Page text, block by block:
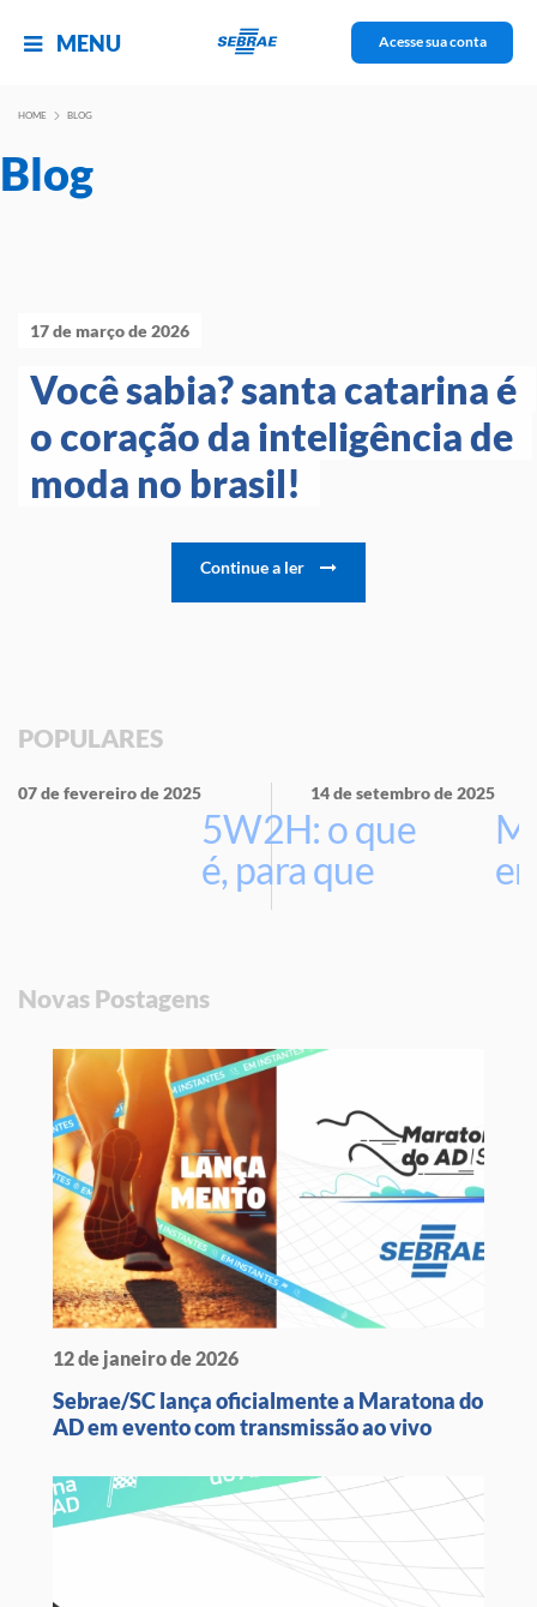
MENU Acesse sua conta
HOME BLOG
Blog
17 de março de 2026
Você sabia? santa catarina é
o coração da inteligência de
moda no brasil!
Continue a ler
POPULARES
07 de fevereiro de 2025
5W2H: o que
é, para que
serve e por
sua empresa
14 de setembro de 2025
Novas Postagens
12 de janeiro de 2026
Sebrae/SC lança oficialmente a Maratona do
AD em evento com transmissão ao vivo